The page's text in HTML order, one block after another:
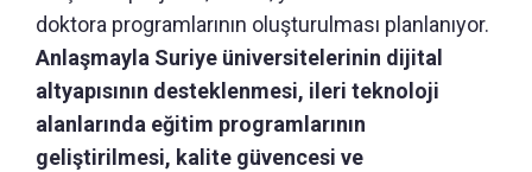
doktora programlarının oluşturulması planlanıyor.
Anlaşmayla Suriye üniversitelerinin dijital
altyapısının desteklenmesi, ileri teknoloji
alanlarında eğitim programlarının
geliştirilmesi, kalite güvencesi ve